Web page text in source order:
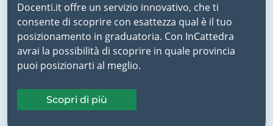
Docenti.it offre un servizio innovativo, che ti
consente di scoprire con esattezza qual è il tuo
posizionamento in graduatoria. Con InCattedra
avrai la possibilità di scoprire in quale provincia
puoi posizionarti al meglio.
Scopri di più